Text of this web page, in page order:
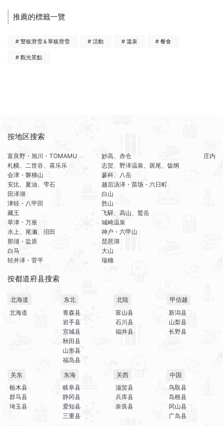
推薦的標籤一覽
# 雙板滑雪＆單板滑雪 # 活動 # 溫泉 # 餐食
# 觀光景點
按地区搜索
富良野・旭川・TOMAMU
札幌、二世谷、喜乐乐
会津・磐梯山
安比、夏油、雫石
田泽湖
津轻・八甲田
藏王
草津・万座
水上、尾濑、沼田
那须・盐原
白马
轻井泽・菅平
妙高、赤仓
志贺、野泽温泉、斑尾、饭纲
蓼科、八岳
越后汤泽・苗场・六日町
白山
胜山
飞驒、高山、鹫岳
城崎温泉
神户・六甲山
琵琶湖
大山
瑞穗
庄内
按都道府县搜索
北海道
北海道
东北
青森县
岩手县
宫城县
秋田县
山形县
福岛县
北陆
富山县
石川县
福井县
甲信越
新潟县
山梨县
长野县
关东
栃木县
群马县
埼玉县
东海
岐阜县
静冈县
爱知县
三重县
关西
滋贺县
兵库县
奈良县
中国
鸟取县
岛根县
冈山县
广岛县